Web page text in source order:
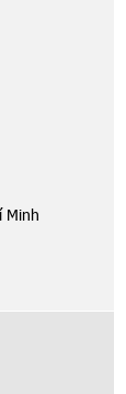
Minh